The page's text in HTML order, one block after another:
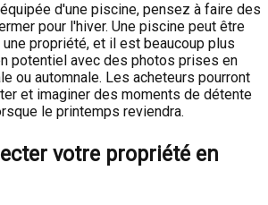
d'une piscine, pensez à faire des
pour l'hiver. Une piscine peut être
une propriété, et il est beaucoup plus
potentiel avec des photos prises en
ou automnale. Les acheteurs pourront
et imaginer des moments de détente
le printemps reviendra.
votre propriété en